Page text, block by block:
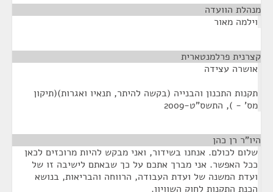
מנהלת הוועדה
וילמה מאור
קצרנית פרלמנטארית
אושרה עצידה
תקנות התכנון והבנייה (בקשה להיתר, תנאיו ואגרות)(תיקון
מס' - ), התשס"ט-2009
היו"ר רן כהן
שלום לכולם. אנחנו בשידור, ואני מבקש להיות מרוכזים לכאן
ככל האפשר. אני מברך אתכם על כך שבאתם לישיבה זו של
ועדת המשנה של ועדת העבודה, הרווחה והבריאות, בנושא
הכנת התקנות לחוק השוויון.